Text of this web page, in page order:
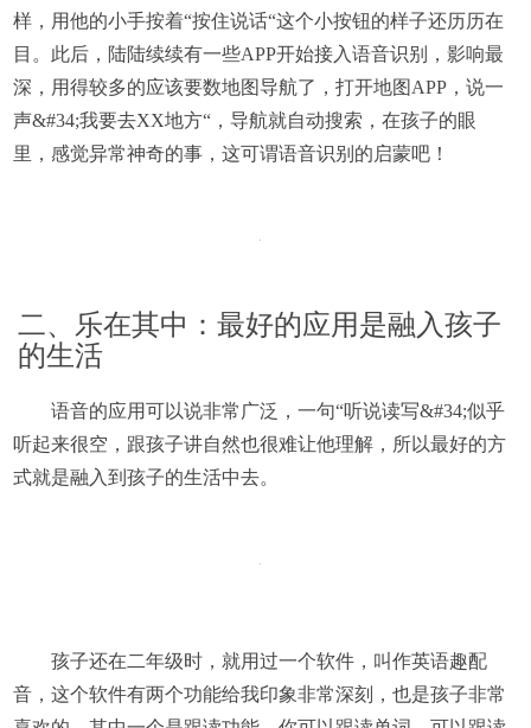
样，用他的小手按着“按住说话“这个小按钮的样子还历历在
目。此后，陆陆续续有一些APP开始接入语音识别，影响最
深，用得较多的应该要数地图导航了，打开地图APP，说一
声&#34;我要去XX地方“，导航就自动搜索，在孩子的眼
里，感觉异常神奇的事，这可谓语音识别的启蒙吧！
二、乐在其中：最好的应用是融入孩子
的生活
语音的应用可以说非常广泛，一句“听说读写&#34;似乎
听起来很空，跟孩子讲自然也很难让他理解，所以最好的方
式就是融入到孩子的生活中去。
孩子还在二年级时，就用过一个软件，叫作英语趣配
音，这个软件有两个功能给我印象非常深刻，也是孩子非常